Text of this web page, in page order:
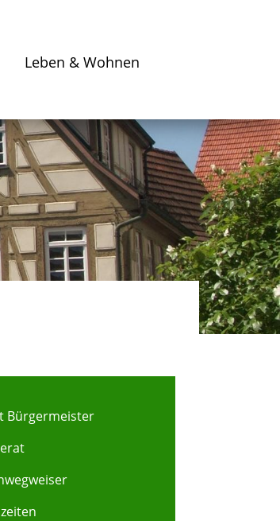
Leben & Wohnen
Bürgermeister